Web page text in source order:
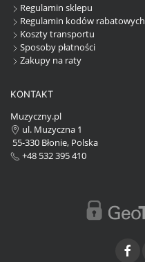
Regulamin sklepu
Regulamin kodów rabatowych
Koszty transportu
Sposoby płatności
Zakupy na raty
KONTAKT
Muzyczny.pl
ul. Muzyczna 1
55-330 Błonie, Polska
+48 532 395 410